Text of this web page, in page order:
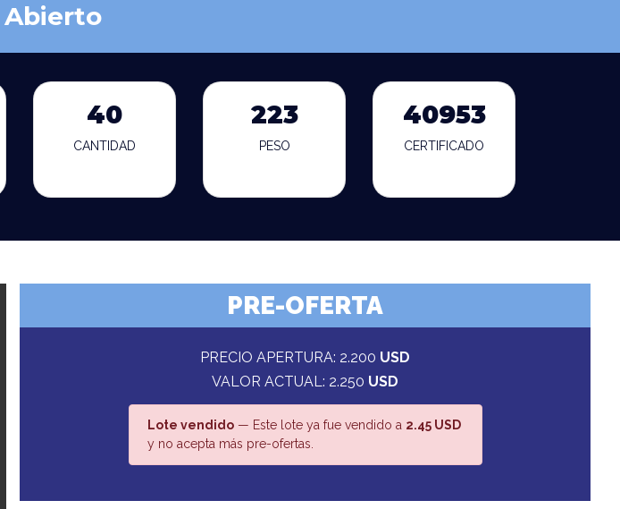
40
CANTIDAD
223
PESO
40953
CERTIFICADO
PRE-OFERTA
PRECIO APERTURA: 2.200 USD
VALOR ACTUAL: 2.250 USD
Lote vendido— Este lote ya fue vendido a 2.45 USD
y no acepta más pre-ofertas.